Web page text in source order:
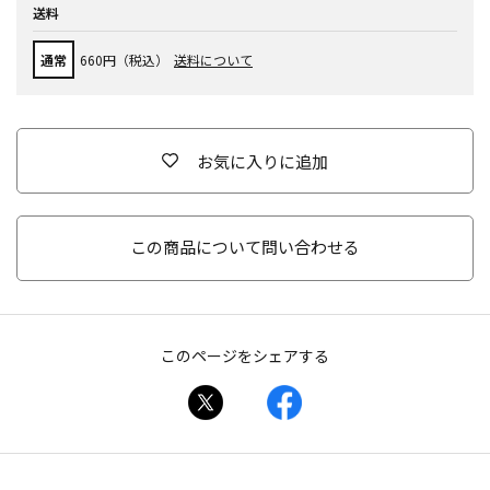
送料
通常 660円（税込） 送料について
お気に入りに追加
この商品について問い合わせる
このページをシェアする